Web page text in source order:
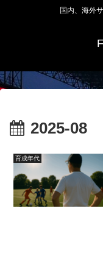
国内、海外
2025-08
育成年代